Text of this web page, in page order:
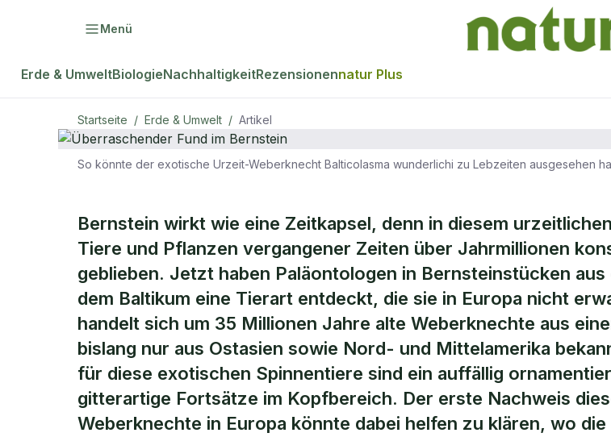
Menü
Erde & UmweltBiologieNachhaltigkeitRezensionennatur Plus
Startseite / Erde & Umwelt / Artikel
Überraschender Fund
Bernstein
So könnte der exotische Urzeit-Weberknecht Balticolasma wunderlichi zu Lebzeiten ausgesehen
Bernstein wirkt wie eine Zeitkapsel, denn in diesem
Tiere und Pflanzen vergangener Zeiten über Jahrmillionen
geblieben. Jetzt haben Paläontologen in Bernsteinstücken aus
dem Baltikum eine Tierart entdeckt, die sie in Europa nicht
handelt sich um 35 Millionen Jahre alte Weberknechte aus
bislang nur aus Ostasien sowie Nord- und Mittelamerika
für diese exotischen Spinnentiere sind ein auffällig
gitterartige Fortsätze im Kopfbereich. Der erste Nachweis
Weberknechte in Europa könnte dabei helfen zu klären, wo